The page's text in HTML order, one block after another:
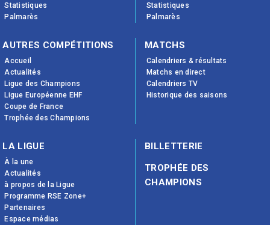
Statistiques
Palmarès
Statistiques
Palmarès
AUTRES COMPÉTITIONS
Accueil
Actualités
Ligue des Champions
Ligue Européenne EHF
Coupe de France
Trophée des Champions
MATCHS
Calendriers & résultats
Matchs en direct
Calendriers TV
Historique des saisons
LA LIGUE
À la une
Actualités
à propos de la Ligue
Programme RSE Zone+
Partenaires
Espace médias
BILLETTERIE
TROPHÉE DES
CHAMPIONS